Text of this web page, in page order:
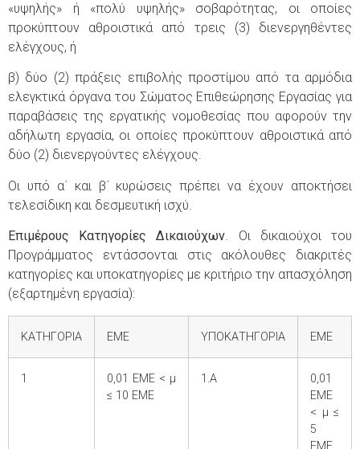
«υψηλής» ή «πολύ υψηλής» σοβαρότητας, οι οποίες
προκύπτουν αθροιστικά από τρεις (3) διενεργηθέντες
ελέγχους, ή
β) δύο (2) πράξεις επιβολής προστίμου από τα αρμόδια
ελεγκτικά όργανα του Σώματος Επιθεώρησης Εργασίας για
παραβάσεις της εργατικής νομοθεσίας που αφορούν την
αδήλωτη εργασία, οι οποίες προκύπτουν αθροιστικά από
δύο (2) διενεργούντες ελέγχους.
Οι υπό α΄ και β΄ κυρώσεις πρέπει να έχουν αποκτήσει
τελεσίδικη και δεσμευτική ισχύ.
Επιμέρους Κατηγορίες Δικαιούχων. Οι δικαιούχοι του
Προγράμματος εντάσσονται στις ακόλουθες διακριτές
κατηγορίες και υποκατηγορίες με κριτήριο την απασχόληση
(εξαρτημένη εργασία):
ΚΑΤΗΓΟΡΙΑ ΕΜΕ ΥΠΟΚΑΤΗΓΟΡΙΑ ΕΜΕ
1
0,01 ΕΜΕ < μ
≤ 10 ΕΜΕ
1.Α
0,01
ΕΜΕ
< μ ≤
5
ΕΜΕ